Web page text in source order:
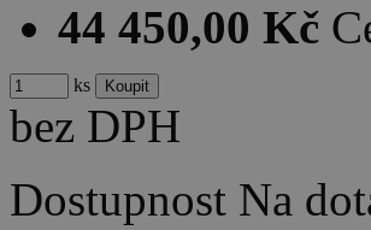
44 450,00 Kč
ks
bez DPH
Dostupnost Na